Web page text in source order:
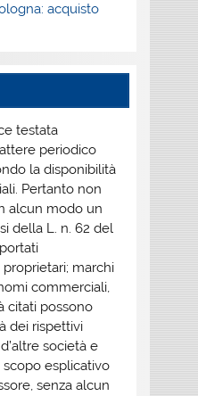
acquisto
testata
periodico
la disponibilità
Pertanto non
alcun modo un
della L. n. 62 del
marchi
commerciali,
citati possono
dei rispettivi
società e
esplicativo
senza alcun